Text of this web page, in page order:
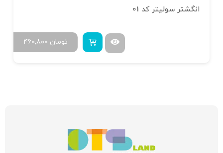
انگشتر سولیتر کد 01
۴۶۰,۸۰۰ تومان